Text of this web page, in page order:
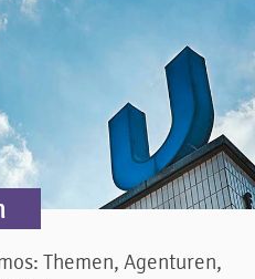
Themen, Agenturen,